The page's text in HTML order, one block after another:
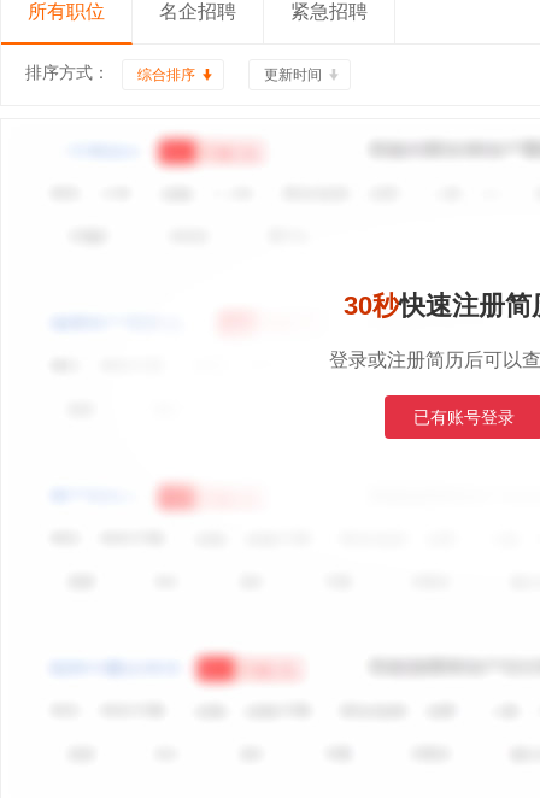
所有职位 名企招聘 紧急招聘
排序方式： 综合排序 更新时间
30秒快速注册简
登录或注册简历后可以
已有账号登录